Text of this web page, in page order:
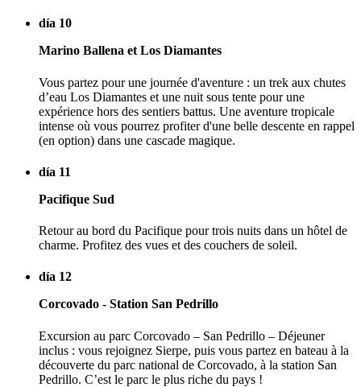
día 10
Marino Ballena et Los Diamantes
Vous partez pour une journée d'aventure : un trek aux chutes
d’eau Los Diamantes et une nuit sous tente pour une
expérience hors des sentiers battus. Une aventure tropicale
intense où vous pourrez profiter d'une belle descente en rappel
(en option) dans une cascade magique.
día 11
Pacifique Sud
Retour au bord du Pacifique pour trois nuits dans un hôtel de
charme. Profitez des vues et des couchers de soleil.
día 12
Corcovado - Station San Pedrillo
Excursion au parc Corcovado – San Pedrillo – Déjeuner
inclus : vous rejoignez Sierpe, puis vous partez en bateau à la
découverte du parc national de Corcovado, à la station San
Pedrillo. C’est le parc le plus riche du pays !